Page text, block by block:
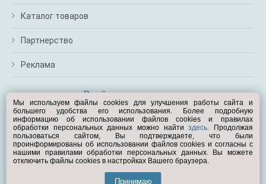
Каталог товаров
Партнерство
Реклама
Перейти на полную версию
Вам помочь?
© Exist.ru 1998—2026
Мы используем файлы cookies для улучшения работы сайта и
большего удобства его использования. Более подробную
информацию об использовании файлов cookies и правилах
обработки персональных данных можно найтиздесь. Продолжая
пользоваться сайтом, Вы подтверждаете, что были
проинформированы об использовании файлов cookies и согласны с
нашими правилами обработки персональных данных. Вы можете
отключить файлы cookies в настройках Вашего браузера.
Принимаю